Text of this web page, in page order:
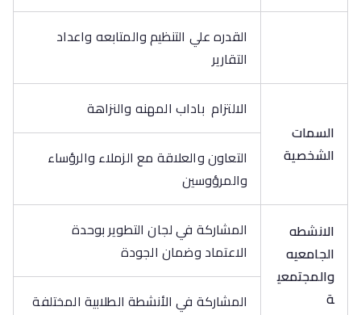
القدره علي التنظيم والمتابعه واعداد
التقارير
السمات
الشخصية
الالتزام باداب المهنه والنزاهة
التعاون والعلاقة مع الزملاء والرؤساء
والمرؤوسين
الانشطه
الجامعيه
والمجتمعي
ة
المشاركة في لجان التطوير بوحدة
الاعتماد وضمان الجودة
المشاركة في الأنشطة الطلابية المختلفة